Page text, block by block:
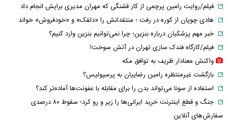
فیلم/روایت رامین پرچمی از کار قشنگی که مهران مدیری برایش انجام داد
هادی چوپان از کوره در رفت ؛ منتقدانش را «دلقک» و «خودفروش» خواند
خبر مهم پزشکیان درباره بنزین؛ چرا نمی‌توانیم بنزین وارد کنیم؟
فیلم/کارگاه فندک سازی تهران در آتش سوخت!
واکنش معنادار ظریف به توافق مکه
بازگشت غیرمنتظره رامین رضاییان به پرسپولیس؟
استفاده از سونا می‌تواند بدن را برای مقابله با عفونت‌ها آماده‌تر کند؟
جنگ و قطع اینترنت خرید ایرانی‌ها را زیر و رو کرد؛ سقوط ۸۰ درصدی
سفارش‌های آنلاین